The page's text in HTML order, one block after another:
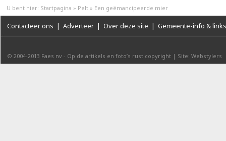
U bent hier: Startpagina » Pelt » Een geëmancipeerde mier
Contacteer ons | Adverteer | Over deze site | Gemeente-info & links
© 2004-2013 Faes nv - Op de artikels en foto’s rust copyright | Site: Webstylers